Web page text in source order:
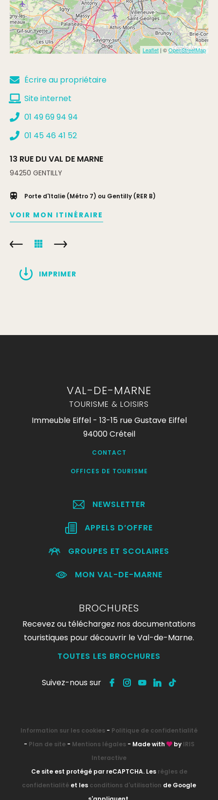
Leaflet | ©OpenStreetMap
Écrire au propriétaire
Site internet
01 49 69 94 94
01 45 46 41 52
13 RUE DU VAL DE MARNE
94250 GENTILLY
Porte d'Italie (Métro 7) ou Gentilly (RER B)
VOIR MON ITINÉRAIRE
IMPRIMER
VAL-DE-MARNE
TOURISME & LOISIRS
Immeuble Eiffel - 13-15 rue Gustave Eiffel
94000 Créteil
CONTACT
OFFICES DE TOURISME
NEWSLETTER
APPELS D’OFFRE
GROUPES ET SCOLAIRES
MON VAL-DE-MARNE
BROCHURES
Recevez ou téléchargez nos documentations
touristiques pour découvrir le Val-de-Marne.
TOUTES LES BROCHURES
Suivez-nous sur
Information sur les cookies - Politique de confidentialité
- Plan de site- Mentions légales- Made with by IRIS
Interactive
Ce site est protégé par reCAPTCHA. Les règles de
confidentialité et les conditions d'utilisation de Google